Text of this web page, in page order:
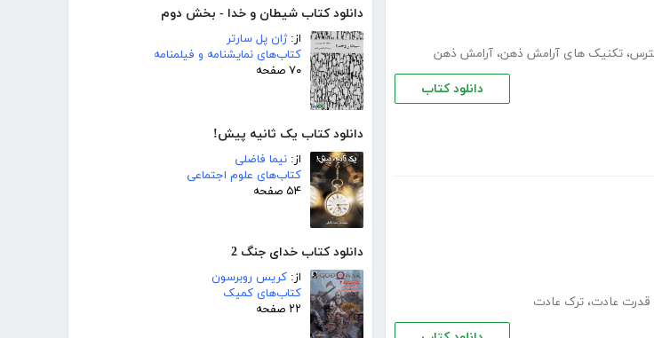
دانلود کتاب شیطان و خدا - بخش دوم
از:ژان پل سارتر
کتاب‌های نمایشنامه و فیلمنامه
۷۰ صفحه
دانلود کتاب یک ثانیه پیش!
از: نیما فاضلی
کتاب‌های علوم اجتماعی
۵۴ صفحه
دانلود کتاب خدای جنگ 2
از: کریس روبرسون
کتاب‌های کمیک
۲۲ صفحه
، تکنیک های آرامش ذهن، آرامش ذهن
دانلود کتاب
قدرت عادت، ترک عادت